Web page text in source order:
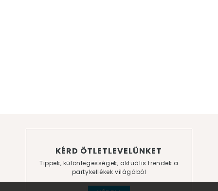
KÉRD ÖTLETLEVELÜNKET
Tippek, különlegességek, aktuális trendek a
partykellékek világából